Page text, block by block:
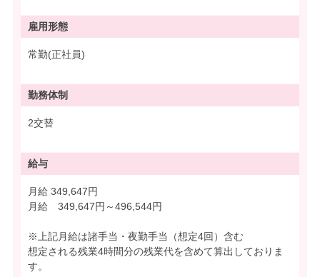
雇用形態
常勤(正社員)
勤務体制
2交替
給与
月給 349,647円
月給 349,647円～496,544円
※上記月給は諸手当・夜勤手当（想定4回）含む
想定される残業4時間分の残業代を含めて算出しておりま
す。